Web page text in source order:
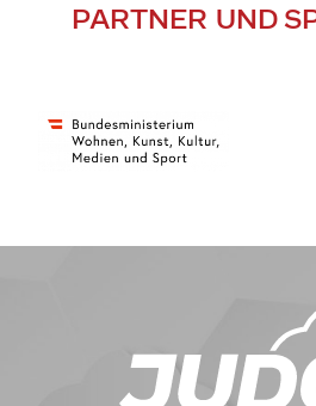
PARTNER UND